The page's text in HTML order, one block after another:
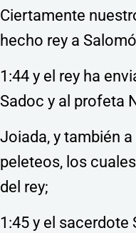
Ciertamente
hecho rey a
1:44 y el rey ha
Sadoc y al profeta
Joiada, y también
peleteos, los
del rey;
1:45 y el sacerdote